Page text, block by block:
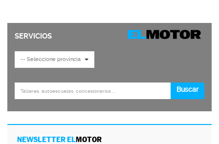
NEWSLETTER ELMOTOR